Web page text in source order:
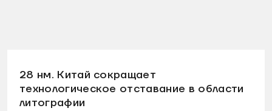
28 нм. Китай сокращает
технологическое отставание в области
литографии